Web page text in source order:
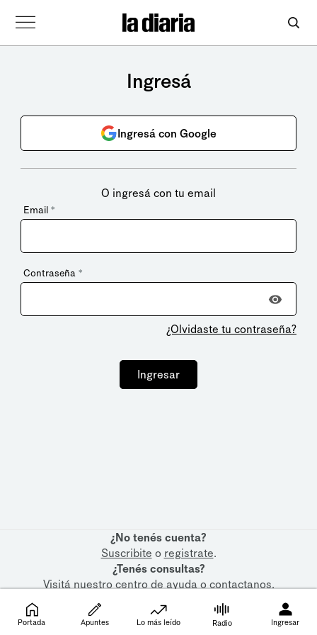
Ingresá
Ingresá con Google
O ingresá con tu email
Email *
Contraseña *
¿Olvidaste tu contraseña?
Ingresar
¿No tenés cuenta?
Suscribite o registrate.
¿Tenés consultas?
Visitá nuestrocentro de ayudaocontactanos.
Portada Apuntes Lo más leído Radio Ingresar